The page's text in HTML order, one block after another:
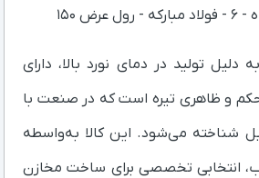
150
به دلیل تولید در دمای نورد بالا، دارای
و ظاهری تیره است که در صنعت با
ورق آهن ۶ میل شناخته می‌شود. این کالا به‌واسطه
انتخابی تخصصی برای ساخت مخازن